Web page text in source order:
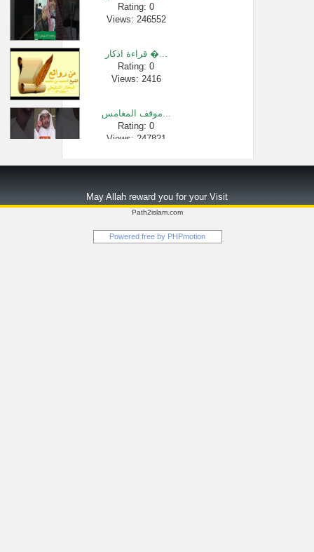
Rating: 0
Views: 246552
قراءة اذكار �...
Rating: 0
Views: 2416
موقف المغامس...
Rating: 0
Views: 247821
Views: 1769525
[668 -850] اختلاف...
Rating: 0
May Allah reward you for your Visit
Path2islam.com
Powered free by PHPmotion